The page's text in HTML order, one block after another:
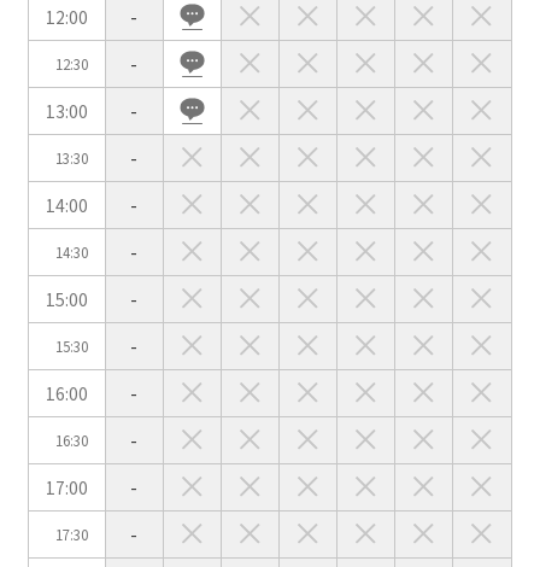
12:00
-
12:30
-
13:00
-
13:30
-
14:00
-
14:30
-
15:00
-
15:30
-
16:00
-
16:30
-
17:00
-
17:30
-
こだわり条件※複数選択可能
特長で選ぶ
駅直結
天井高3.5ｍ以上
窓があり開放感のある
会場
喫煙所あり
大型スクリーンあり
控室あり
4t車以上荷捌きあり
裏導線あり
時間貸し駐車場あり
専有回線(NURO)あり
用途で選ぶ
パーティ・懇親会
株主総会・IR
e-sports大会
プレス発表
試験
展示会・販売会